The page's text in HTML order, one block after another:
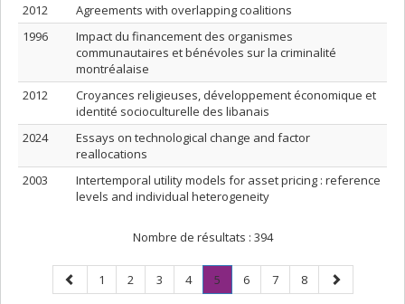
2012
Agreements with overlapping coalitions
1996
Impact du financement des organismes
communautaires et bénévoles sur la criminalité
montréalaise
2012
Croyances religieuses, développement économique et
identité socioculturelle des libanais
2024
Essays on technological change and factor
reallocations
2003
Intertemporal utility models for asset pricing : reference
levels and individual heterogeneity
Nombre de résultats : 394
Page
précédente
Page
1 Page
2 Page
3 Page
4 Page
5.
Page
Page
6 Page
7 Page
8
Page
suivante